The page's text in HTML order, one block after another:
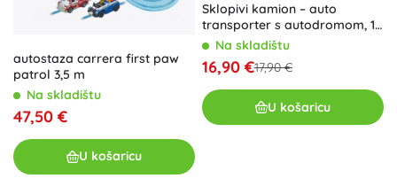
autostaza carrera first paw
patrol 3,5 m
Na skladištu
47,50 €
U košaricu
Sklopivi kamion – auto
transporter s autodromom, 10
autića, plavi
Na skladištu
16,90 €17,90 €
U košaricu